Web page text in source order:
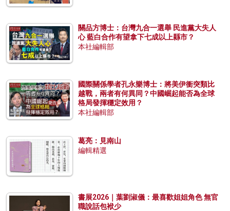
關品方博士：台灣九合一選舉 民進黨大失人
心 藍白合作有望拿下七成以上縣市？
本社編輯部
國際關係學者孔永樂博士：將美伊衝突類比
越戰，兩者有何異同？中國崛起能否為全球
格局發揮穩定效用？
本社編輯部
葛亮：見南山
編輯精選
書展2026｜葉劉淑儀：最喜歡姐姐角色 無官
職說話包袱少